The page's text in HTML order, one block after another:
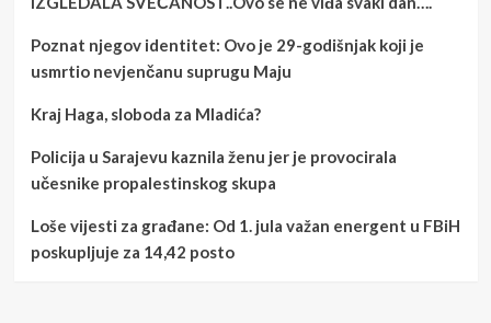
Poznat njegov identitet: Ovo je 29-godišnjak koji je
usmrtio nevjenčanu suprugu Maju
Kraj Haga, sloboda za Mladića?
Policija u Sarajevu kaznila ženu jer je provocirala
učesnike propalestinskog skupa
Loše vijesti za građane: Od 1. jula važan energent u FBiH
poskupljuje za 14,42 posto